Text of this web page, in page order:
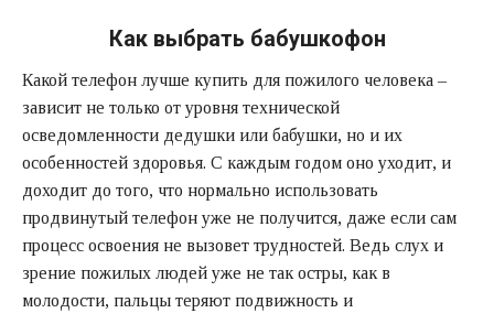
Как выбрать бабушкофон
Какой телефон лучше купить для пожилого человека –
зависит не только от уровня технической
осведомленности дедушки или бабушки, но и их
особенностей здоровья. С каждым годом оно уходит, и
доходит до того, что нормально использовать
продвинутый телефон уже не получится, даже если сам
процесс освоения не вызовет трудностей. Ведь слух и
зрение пожилых людей уже не так остры, как в
молодости, пальцы теряют подвижность и